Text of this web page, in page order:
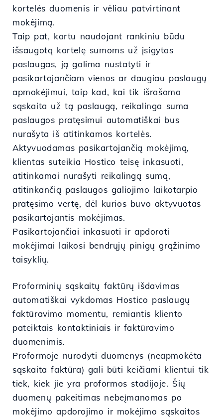
kortelės duomenis ir vėliau patvirtinant
mokėjimą.
Taip pat, kartu naudojant rankiniu būdu
išsaugotą kortelę sumoms už įsigytas
paslaugas, ją galima nustatyti ir
pasikartojančiam vienos ar daugiau paslaugų
apmokėjimui, taip kad, kai tik išrašoma
sąskaita už tą paslaugą, reikalinga suma
paslaugos pratęsimui automatiškai bus
nurašyta iš atitinkamos kortelės.
Aktyvuodamas pasikartojančią mokėjimą,
klientas suteikia Hostico teisę inkasuoti,
atitinkamai nurašyti reikalingą sumą,
atitinkančią paslaugos galiojimo laikotarpio
pratęsimo vertę, dėl kurios buvo aktyvuotas
pasikartojantis mokėjimas.
Pasikartojančiai inkasuoti ir apdoroti
mokėjimai laikosi bendrųjų pinigų grąžinimo
taisyklių.
Proforminių sąskaitų faktūrų išdavimas
automatiškai vykdomas Hostico paslaugų
faktūravimo momentu, remiantis kliento
pateiktais kontaktiniais ir faktūravimo
duomenimis.
Proformoje nurodyti duomenys (neapmokėta
sąskaita faktūra) gali būti keičiami klientui tik
tiek, kiek jie yra proformos stadijoje. Šių
duomenų pakeitimas nebeįmanomas po
mokėjimo apdorojimo ir mokėjimo sąskaitos